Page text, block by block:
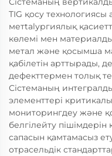
TIG қосу технологиясы
метtalургиялық
көлемі мен
метал және қосымша
қабілетін арттырады,
дефекттермен толық
Сістеманың
элементтері
мониторингдеу және
белгілейту
сапасын қамтамасыз
отрасельдік